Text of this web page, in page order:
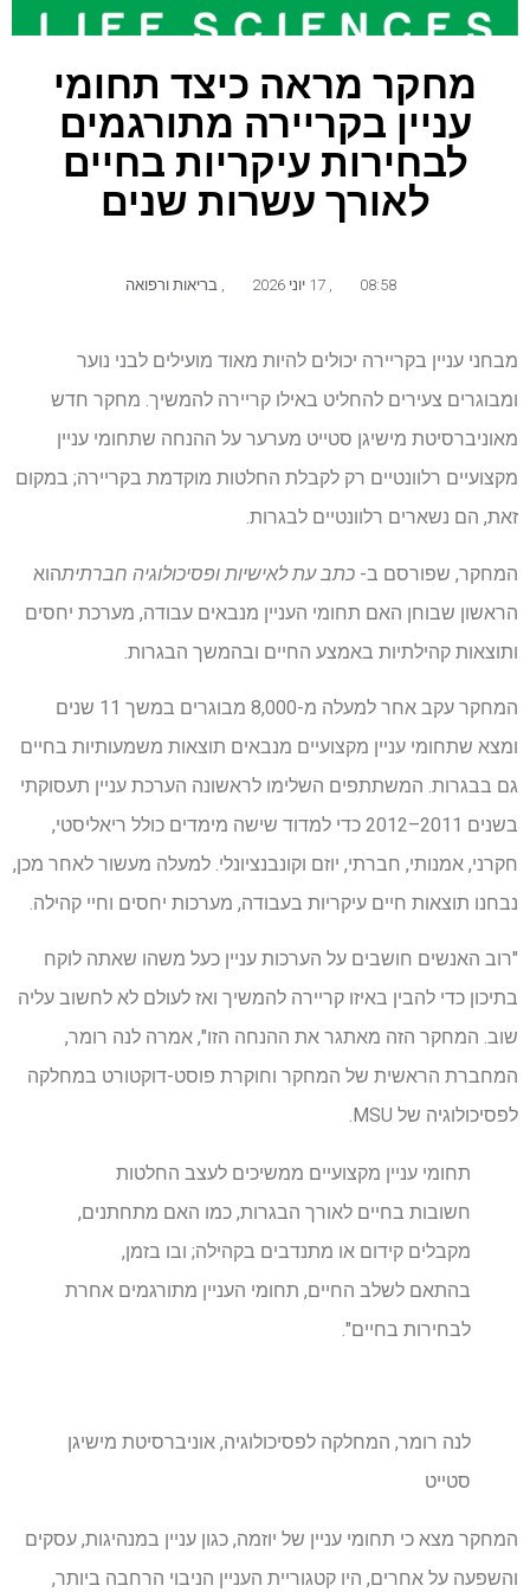
מחקר מראה כיצד תחומי
עניין בקריירה מתורגמים
לבחירות עיקריות בחיים
לאורך עשרות שנים
08:58 17 יוני 2026 בריאות ורפואה
מבחני עניין בקריירה יכולים להיות מאוד מועילים לבני נוער
ומבוגרים צעירים להחליט באילו קריירה להמשיך. מחקר חדש
מאוניברסיטת מישיגן סטייט מערער על ההנחה שתחומי עניין
מקצועיים רלוונטיים רק לקבלת החלטות מוקדמת בקריירה; במקום
זאת, הם נשארים רלוונטיים לבגרות.
המחקר, שפורסם ב- כתב עת לאישיות ופסיכולוגיה חברתיתהוא
הראשון שבוחן האם תחומי העניין מנבאים עבודה, מערכת יחסים
ותוצאות קהילתיות באמצע החיים ובהמשך הבגרות.
המחקר עקב אחר למעלה מ-8,000 מבוגרים במשך 11 שנים
ומצא שתחומי עניין מקצועיים מנבאים תוצאות משמעותיות בחיים
גם בבגרות. המשתתפים השלימו לראשונה הערכת עניין תעסוקתי
בשנים 2011–2012 כדי למדוד שישה מימדים כולל ריאליסטי,
חקרני, אמנותי, חברתי, יוזם וקונבנציונלי. למעלה מעשור לאחר מכן,
נבחנו תוצאות חיים עיקריות בעבודה, מערכות יחסים וחיי קהילה.
"רוב האנשים חושבים על הערכות עניין כעל משהו שאתה לוקח
בתיכון כדי להבין באיזו קריירה להמשיך ואז לעולם לא לחשוב עליה
שוב. המחקר הזה מאתגר את ההנחה הזו", אמרה לנה רומר,
המחברת הראשית של המחקר וחוקרת פוסט-דוקטורט במחלקה
לפסיכולוגיה של MSU.
תחומי עניין מקצועיים ממשיכים לעצב החלטות
חשובות בחיים לאורך הבגרות, כמו האם מתחתנים,
מקבלים קידום או מתנדבים בקהילה; ובו בזמן,
בהתאם לשלב החיים, תחומי העניין מתורגמים אחרת
לבחירות בחיים".
לנה רומר, המחלקה לפסיכולוגיה, אוניברסיטת מישיגן
סטייט
המחקר מצא כי תחומי עניין של יוזמה, כגון עניין במנהיגות, עסקים
והשפעה על אחרים, היו קטגוריית העניין הניבוי הרחבה ביותר,